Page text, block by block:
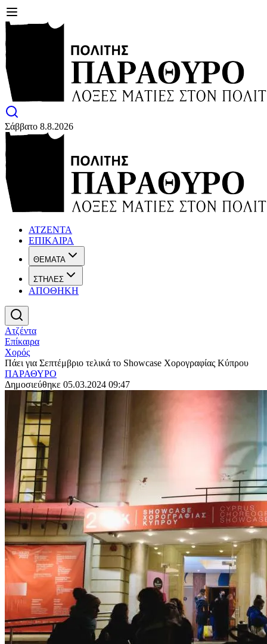
Σάββατο 8.8.2026
ΑΤΖΕΝΤΑ
ΕΠΙΚΑΙΡΑ
ΘΕΜΑΤΑ
ΣΤΗΛΕΣ
ΑΠΟΘΗΚΗ
Ατζέντα
Επίκαιρα
Χορός
Πάει για Σεπτέμβριο τελικά το Showcase Χορογραφίας Κύπρου
ΠΑΡΑΘΥΡΟ
Δημοσιεύθηκε 05.03.2024 09:47